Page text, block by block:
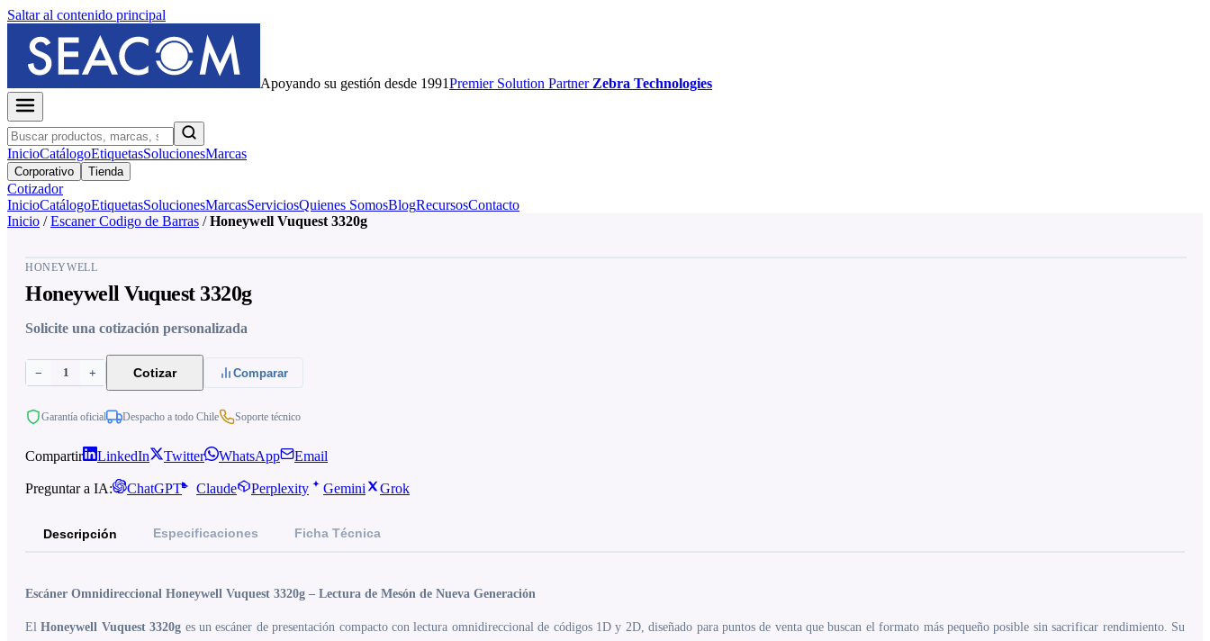
Saltar al contenido principal
Apoyando su gestión desde 1991PremierSolution Partner Zebra Technologies
InicioCatálogoEtiquetasSolucionesMarcas
Corporativo Tienda
Cotizador
InicioCatálogoEtiquetasSolucionesMarcasServiciosQuienes SomosBlogRecursosContacto
Inicio / Escaner Codigo de Barras / Honeywell Vuquest 3320g
HONEYWELL
Honeywell Vuquest 3320g
Solicite una cotización personalizada
− 1 + Cotizar Comparar
Garantía oficial Despacho a todo Chile Soporte técnico
Compartir LinkedIn Twitter WhatsApp Email
Preguntar a IA: ChatGPT Claude Perplexity Gemini Grok
Descripción Especificaciones Ficha Técnica
Escáner Omnidireccional Honeywell Vuquest 3320g – Lectura de Mesón de Nueva Generación
ElHoneywell Vuquest 3320g es un escáner de presentación compacto con lectura omnidireccional de códigos 1D y 2D, diseñado para puntos de venta que buscan el formato más pequeño posible sin sacrificar rendimiento. Su